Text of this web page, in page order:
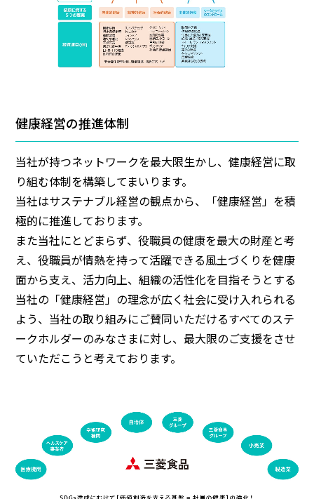
健康経営の推進体制
当社が持つネットワークを最大限生かし、健康経営に取
り組む体制を構築してまいります。
当社はサステナブル経営の観点から、「健康経営」を積
極的に推進しております。
また当社にとどまらず、役職員の健康を最大の財産と考
え、役職員が情熱を持って活躍できる風土づくりを健康
面から支え、活力向上、組織の活性化を目指そうとする
当社の「健康経営」の理念が広く社会に受け入れられる
よう、当社の取り組みにご賛同いただけるすべてのステ
ークホルダーのみなさまに対し、最大限のご支援をさせ
ていただこうと考えております。